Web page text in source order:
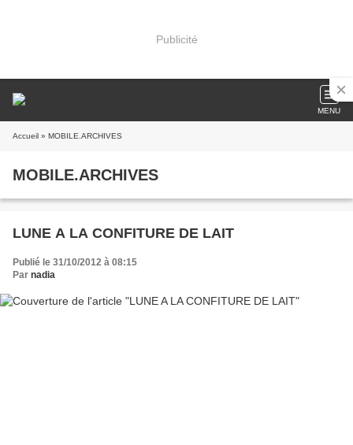
Publicité
MENU
Accueil » MOBILE.ARCHIVES
MOBILE.ARCHIVES
LUNE A LA CONFITURE DE LAIT
Publié le 31/10/2012 à 08:15
Par nadia